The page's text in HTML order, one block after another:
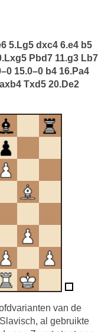
5.Lg5 dxc4 6.e4 b5
Pbd7 11.g3 Lb7
15.0–0 b4 16.Pa4
Txd5 20.De2
van de
al gebruikte